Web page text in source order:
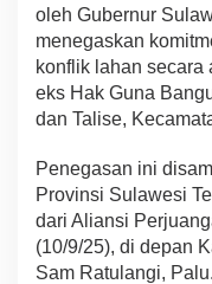
oleh Gubernur
menegaskan
konflik lahan secara
eks Hak Guna
dan Talise,
Penegasan ini
Provinsi Sulawesi
dari Aliansi
(10/9/25), di depan
Sam Ratulangi, Palu.